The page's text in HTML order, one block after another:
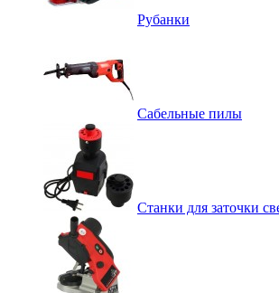
Рубанки
Сабельные пилы
Станки для заточки